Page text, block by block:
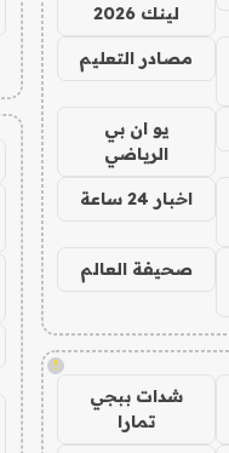
لينك 2026
مصادر التعليم
يو ان بي
الرياضي
اخبار 24 ساعة
صحيفة العالم
!
شدات ببجي
تمارا